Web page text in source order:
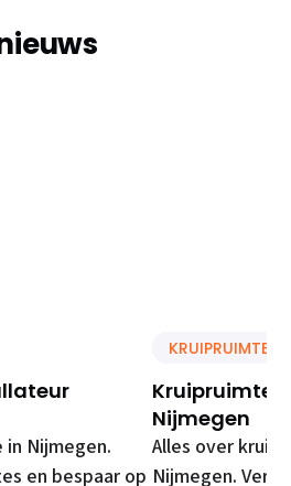
Nijmegen.
en bespaar op
KRUIPRUIMTE
Kruipruimte
Nijmegen
Alles over
Nijmegen.